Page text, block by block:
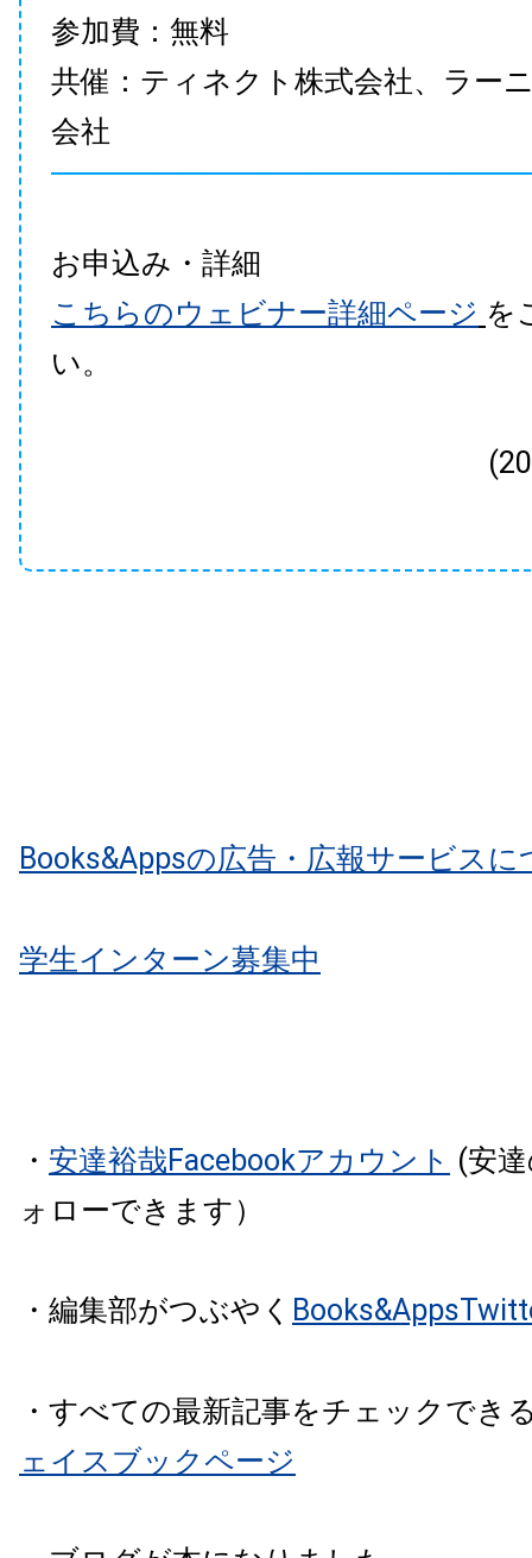
参加費：無料
共催：ティネクト株式会社、ラー
会社
お申込み・詳細
こちらのウェビナー詳細ページ を
い。
Books&Appsの広告・広報サービスに
学生インターン募集中
・ 安達裕哉Facebookアカウント (安
ォローできます）
・編集部がつぶやく
・すべての最新記事をチェックでき
ェイスブックページ